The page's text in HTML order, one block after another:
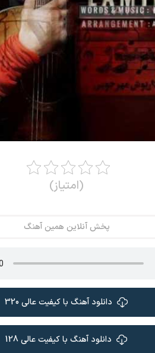
(امتیاز)
پخش آنلاین همین آهنگ
دانلود آهنگ با کیفیت عالی 320
دانلود آهنگ با کیفیت عالی 128